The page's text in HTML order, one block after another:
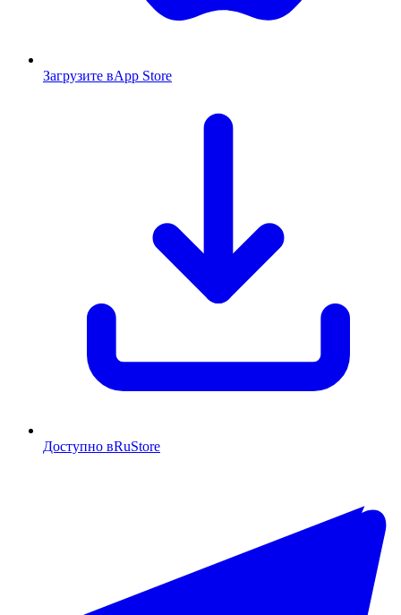
Загрузите вApp Store
Доступно вRuStore